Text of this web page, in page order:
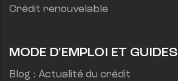
Crédit renouvelable
MODE D'EMPLOI ET GUIDES
Blog : Actualité du crédit